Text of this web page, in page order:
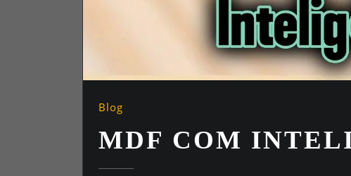
Blog
MDF COM